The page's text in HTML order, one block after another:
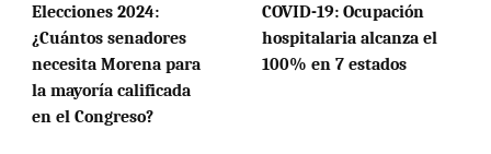
Elecciones 2024:
¿Cuántos senadores
necesita Morena para
la mayoría calificada
en el Congreso?
COVID-19: Ocupación
hospitalaria alcanza el
100% en 7 estados